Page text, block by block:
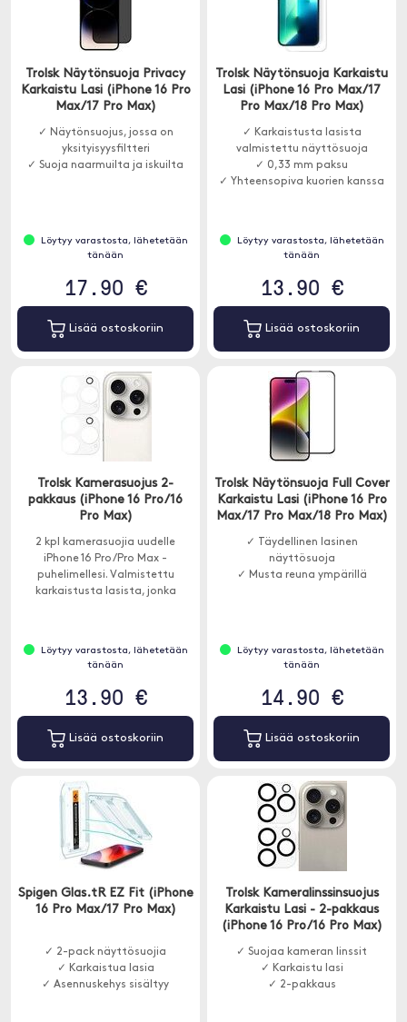
Trolsk Näytönsuoja Privacy
Karkaistu Lasi (iPhone 16 Pro
Max/17 Pro Max)
✓ Näytönsuojus, jossa on
yksityisyysfiltteri
✓ Suoja naarmuilta ja iskuilta
Löytyy varastosta, lähetetään
tänään
17.90 €
Lisää ostoskoriin
Trolsk Näytönsuoja Karkaistu
Lasi (iPhone 16 Pro Max/17
Pro Max/18 Pro Max)
✓ Karkaistusta lasista
valmistettu näyttösuoja
✓ 0,33 mm paksu
✓ Yhteensopiva kuorien kanssa
Löytyy varastosta, lähetetään
tänään
13.90 €
Lisää ostoskoriin
Trolsk Kamerasuojus 2-
pakkaus (iPhone 16 Pro/16
Pro Max)
2 kpl kamerasuojia uudelle
iPhone 16 Pro/Pro Max -
puhelimellesi. Valmistettu
karkaistusta lasista, jonka
Löytyy varastosta, lähetetään
tänään
13.90 €
Lisää ostoskoriin
Trolsk Näytönsuoja Full Cover
Karkaistu Lasi (iPhone 16 Pro
Max/17 Pro Max/18 Pro Max)
✓ Täydellinen lasinen
näyttösuoja
✓ Musta reuna ympärillä
Löytyy varastosta, lähetetään
tänään
14.90 €
Lisää ostoskoriin
Spigen Glas.tR EZ Fit (iPhone
16 Pro Max/17 Pro Max)
✓ 2-pack näyttösuojia
✓ Karkaistua lasia
✓ Asennuskehys sisältyy
Trolsk Kameralinssinsuojus
Karkaistu Lasi - 2-pakkaus
(iPhone 16 Pro/16 Pro Max)
✓ Suojaa kameran linssit
✓ Karkaistu lasi
✓ 2-pakkaus